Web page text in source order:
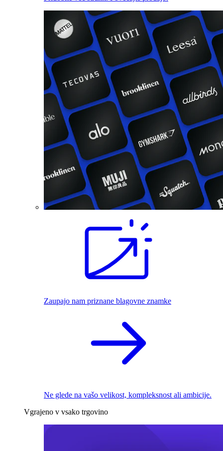
Zaupajo nam priznane blagovne znamke
Ne glede na vašo velikost, kompleksnost ali ambicije.
Vgrajeno v vsako trgovino